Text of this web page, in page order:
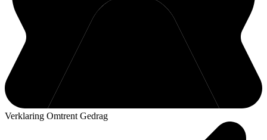
Verklaring Omtrent Gedrag